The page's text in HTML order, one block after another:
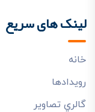
لینک های سریع
خانه
رويدادها
گالري تصاوير